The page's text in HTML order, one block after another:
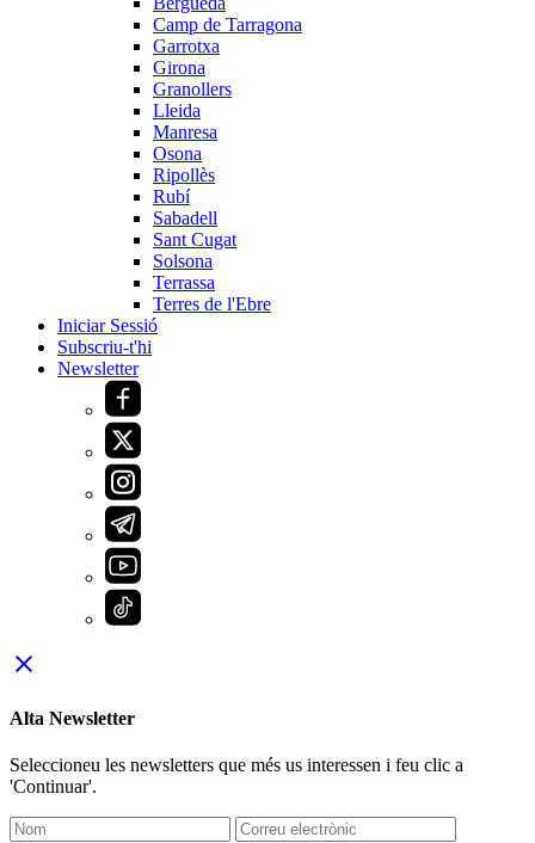
Camp de Tarragona
Garrotxa
Girona
Granollers
Lleida
Manresa
Osona
Ripollès
Rubí
Sabadell
Sant Cugat
Solsona
Terrassa
Terres de l'Ebre
Iniciar Sessió
Subscriu-t'hi
Newsletter
close
Alta Newsletter
Seleccioneu les newsletters que més us interessen i feu clic a
'Continuar'.